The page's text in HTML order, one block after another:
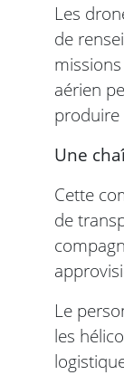
Les
de
aérien
produire
Une
Cette
de
Le
les